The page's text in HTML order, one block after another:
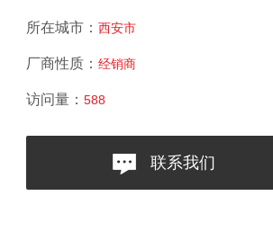
所在城市： 西安市
厂商性质： 经销商
访问量： 588
联系我们